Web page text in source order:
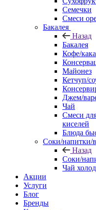
Семечки
Смеси
Бакалея
Назад
Бакалея
Кофе/
Майонез
Кетчуп/
Джем/
Чай
Смеси
киселей
Блюда
Соки/напитки/
Назад
Соки/
Чай
Акции
Услуги
Блог
Бренды